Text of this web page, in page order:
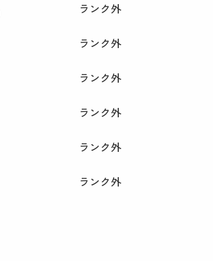
ランク外
ランク外
ランク外
ランク外
ランク外
ランク外